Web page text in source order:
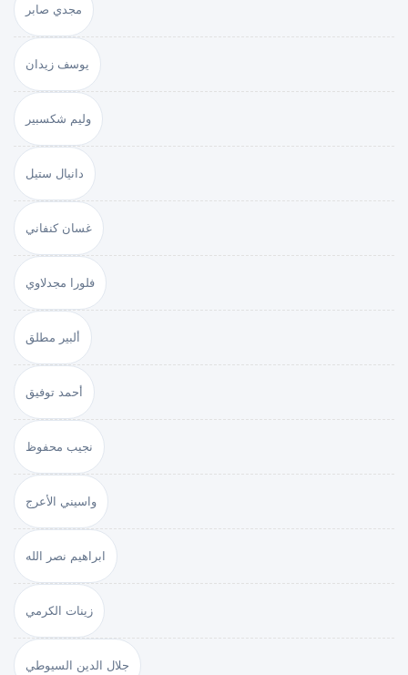
مجدي صابر
يوسف زيدان
وليم شكسبير
دانيال ستيل
غسان كنفاني
فلورا مجدلاوي
ألبير مطلق
أحمد توفيق
نجيب محفوظ
واسيني الأعرج
ابراهيم نصر الله
زينات الكرمي
جلال الدين السيوطي